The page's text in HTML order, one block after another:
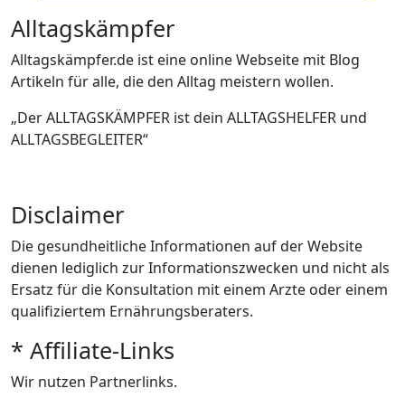
Alltagskämpfer
Alltagskämpfer.de ist eine online Webseite mit Blog
Artikeln für alle, die den Alltag meistern wollen.
„Der ALLTAGSKÄMPFER ist dein ALLTAGSHELFER und
ALLTAGSBEGLEITER“
Disclaimer
Die gesundheitliche Informationen auf der Website
dienen lediglich zur Informationszwecken und nicht als
Ersatz für die Konsultation mit einem Arzte oder einem
qualifiziertem Ernährungsberaters.
* Affiliate-Links
Wir nutzen Partnerlinks.